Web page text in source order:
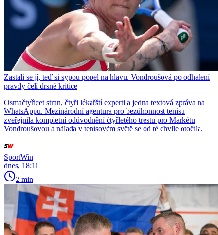
Zastali se jí, teď si sypou popel na hlavu. Vondroušová po odhalení
pravdy čelí drsné kritice
Osmačtyřicet stran, čtyři lékařští experti a jedna textová zpráva na
WhatsAppu. Mezinárodní agentura pro bezúhonnost tenisu
zveřejnila kompletní odůvodnění čtyřletého trestu pro Markétu
Vondroušovou a nálada v tenisovém světě se od té chvíle otočila.
SportWin
dnes, 18:11
2 min